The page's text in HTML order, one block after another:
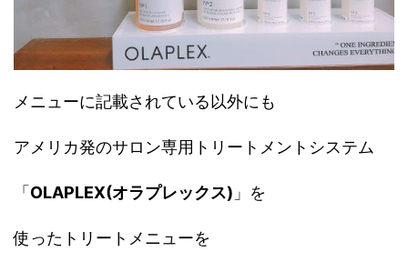
メニューに記載されている以外にも
アメリカ発のサロン専用トリートメントシステム
「 OLAPLEX(オラプレックス) 」を
使ったトリートメニューを